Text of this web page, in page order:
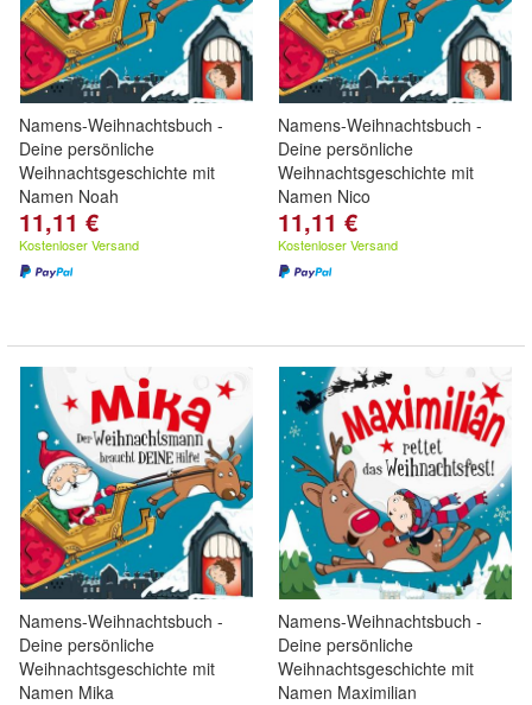
Namens-Weihnachtsbuch -
Deine persönliche
Weihnachtsgeschichte mit
Namen Noah
11,11 €
Kostenloser Versand
Namens-Weihnachtsbuch -
Deine persönliche
Weihnachtsgeschichte mit
Namen Nico
11,11 €
Kostenloser Versand
Namens-Weihnachtsbuch -
Deine persönliche
Weihnachtsgeschichte mit
Namen Mika
Namens-Weihnachtsbuch -
Deine persönliche
Weihnachtsgeschichte mit
Namen Maximilian